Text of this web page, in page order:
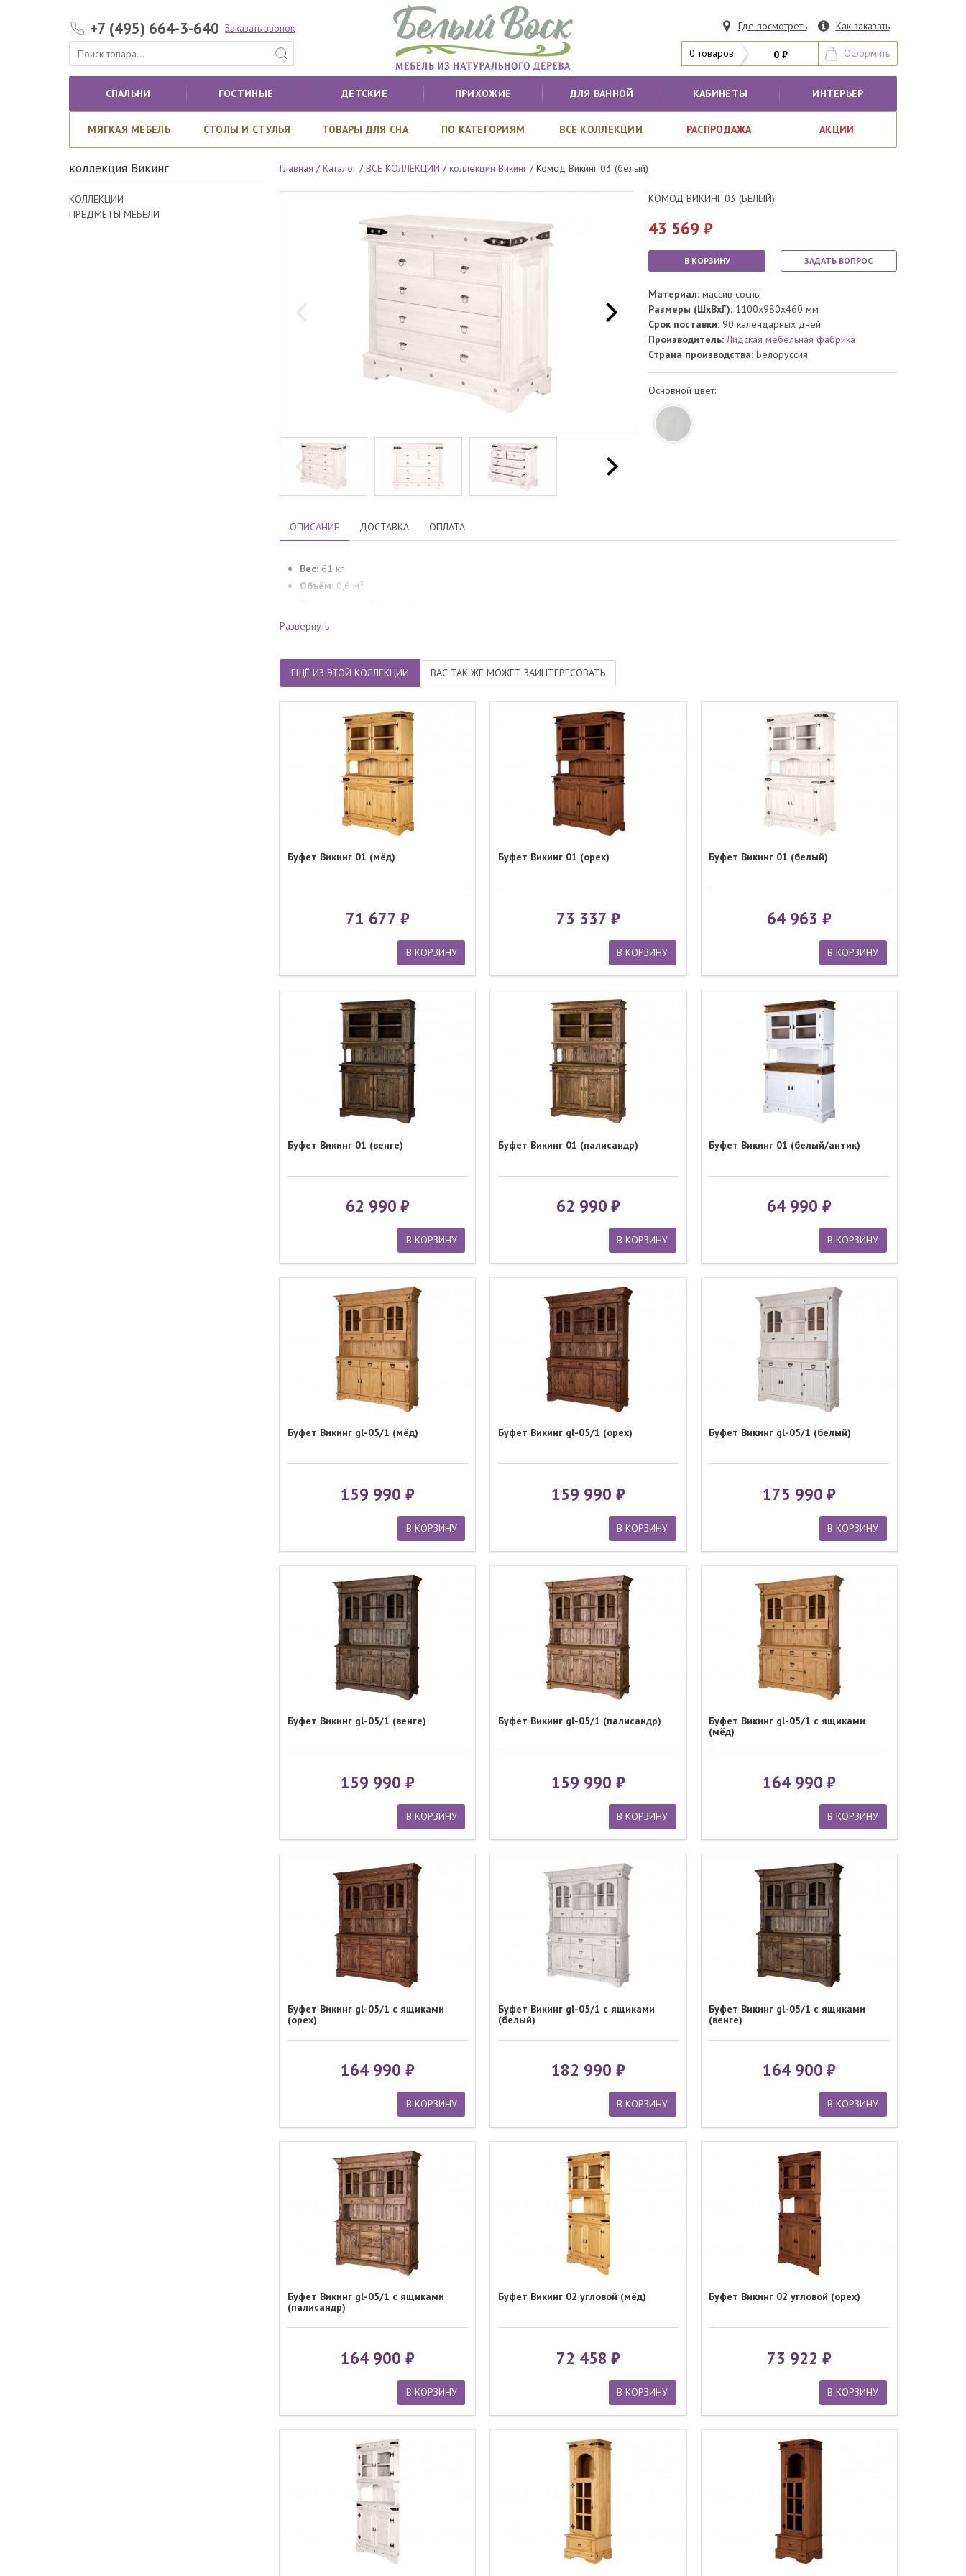
+7 (495) 664-3-640 Заказать звонок Где посмотреть Как заказать
0 товаров 0 ₽ Оформить
СПАЛЬНИ ГОСТИНЫЕ ДЕТСКИЕ ПРИХОЖИЕ ДЛЯ ВАННОЙ КАБИНЕТЫ ИНТЕРЬЕР
МЯГКАЯ МЕБЕЛЬ СТОЛЫ И СТУЛЬЯ ТОВАРЫ ДЛЯ СНА ПО КАТЕГОРИЯМ ВСЕ КОЛЛЕКЦИИ РАСПРОДАЖА АКЦИИ
коллекция Викинг
КОЛЛЕКЦИИ
ПРЕДМЕТЫ МЕБЕЛИ
Главная /Каталог /ВСЕ КОЛЛЕКЦИИ /коллекция Викинг /Комод Викинг 03 (белый)
КОМОД ВИКИНГ 03 (БЕЛЫЙ)
43 569
В КОРЗИНУ ЗАДАТЬ ВОПРОС
Материал: массив сосны
Размеры (ШхВхГ): 1100x980x460 мм
Срок поставки: 90 календарных дней
Производитель:Лидская мебельная фабрика
Страна производства: Белоруссия
Основной цвет:
ОПИСАНИЕ ДОСТАВКА ОПЛАТА
Вес: 61 кг
Объём: 0,6 м³
Развернуть
ЕЩЁ ИЗ ЭТОЙ КОЛЛЕКЦИИ ВАС ТАК ЖЕ МОЖЕТ ЗАИНТЕРЕСОВАТЬ
Буфет Викинг 01 (мёд)
71 677
В КОРЗИНУ
Буфет Викинг 01 (орех)
73 337
В КОРЗИНУ
Буфет Викинг 01 (белый)
64 963
В КОРЗИНУ
Буфет Викинг 01 (венге)
62 990
В КОРЗИНУ
Буфет Викинг 01 (палисандр)
62 990
В КОРЗИНУ
Буфет Викинг 01 (белый/антик)
64 990
В КОРЗИНУ
Буфет Викинг gl-05/1 (мёд)
159 990
В КОРЗИНУ
Буфет Викинг gl-05/1 (орех)
159 990
В КОРЗИНУ
Буфет Викинг gl-05/1 (белый)
175 990
В КОРЗИНУ
Буфет Викинг gl-05/1 (венге)
159 990
В КОРЗИНУ
Буфет Викинг gl-05/1 (палисандр)
159 990
В КОРЗИНУ
Буфет Викинг gl-05/1 с ящиками
(мёд)
164 990
В КОРЗИНУ
Буфет Викинг gl-05/1 с ящиками
(орех)
164 990
В КОРЗИНУ
Буфет Викинг gl-05/1 с ящиками
(белый)
182 990
В КОРЗИНУ
Буфет Викинг gl-05/1 с ящиками
(венге)
164 900
В КОРЗИНУ
Буфет Викинг gl-05/1 с ящиками
(палисандр)
164 900
В КОРЗИНУ
Буфет Викинг 02 угловой (мёд)
72 458
В КОРЗИНУ
Буфет Викинг 02 угловой (орех)
73 922
В КОРЗИНУ